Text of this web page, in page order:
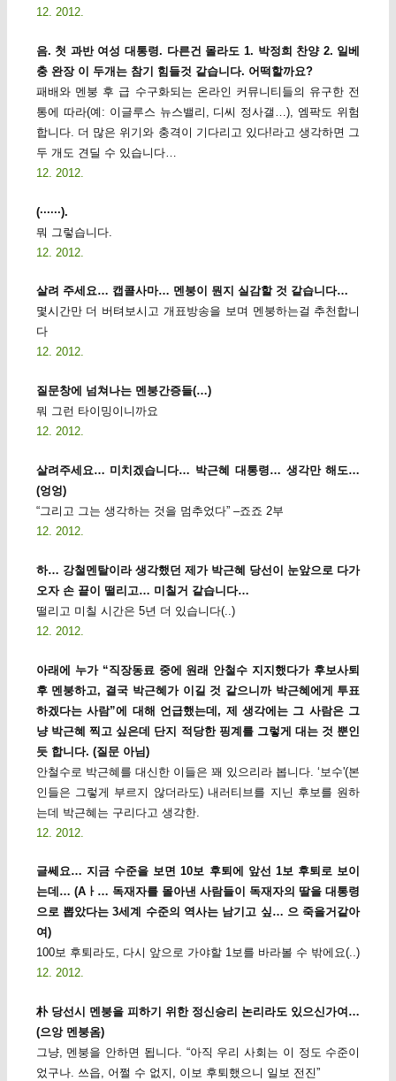
12. 2012.
음. 첫 과반 여성 대통령. 다른건 몰라도 1. 박정희 찬양 2. 일베
충 완장 이 두개는 참기 힘들것 같습니다. 어떡할까요?
패배와 멘붕 후 급 수구화되는 온라인 커뮤니티들의 유구한 전
통에 따라(예: 이글루스 뉴스밸리, 디씨 정사갤…), 엠팍도 위험
합니다. 더 많은 위기와 충격이 기다리고 있다!라고 생각하면 그
두 개도 견딜 수 있습니다…
12. 2012.
(······).
뭐 그렇습니다.
12. 2012.
살려 주세요… 캡콜사마… 멘붕이 뭔지 실감할 것 같습니다…
몇시간만 더 버텨보시고 개표방송을 보며 멘붕하는걸 추천합니
다
12. 2012.
질문창에 넘쳐나는 멘붕간증들(…)
뭐 그런 타이밍이니까요
12. 2012.
살려주세요… 미치겠습니다… 박근혜 대통령… 생각만 해도…
(엉엉)
“그리고 그는 생각하는 것을 멈추었다” –죠죠 2부
12. 2012.
하… 강철멘탈이라 생각했던 제가 박근혜 당선이 눈앞으로 다가
오자 손 끝이 떨리고… 미칠거 같습니다…
떨리고 미칠 시간은 5년 더 있습니다(..)
12. 2012.
아래에 누가 “직장동료 중에 원래 안철수 지지했다가 후보사퇴
후 멘붕하고, 결국 박근혜가 이길 것 같으니까 박근혜에게 투표
하겠다는 사람”에 대해 언급했는데, 제 생각에는 그 사람은 그
냥 박근혜 찍고 싶은데 단지 적당한 핑계를 그렇게 대는 것 뿐인
듯 합니다. (질문 아님)
안철수로 박근혜를 대신한 이들은 꽤 있으리라 봅니다. ‘보수'(본
인들은 그렇게 부르지 않더라도) 내러티브를 지닌 후보를 원하
는데 박근혜는 구리다고 생각한.
12. 2012.
글쎄요… 지금 수준을 보면 10보 후퇴에 앞선 1보 후퇴로 보이
는데… (Aㅏ… 독재자를 몰아낸 사람들이 독재자의 딸을 대통령
으로 뽑았다는 3세계 수준의 역사는 남기고 싶… 으 죽을거같아
여)
100보 후퇴라도, 다시 앞으로 가야할 1보를 바라볼 수 밖에요(..)
12. 2012.
朴 당선시 멘붕을 피하기 위한 정신승리 논리라도 있으신가여…
(으앙 멘붕옴)
그냥, 멘붕을 안하면 됩니다. “아직 우리 사회는 이 정도 수준이
었구나. 쓰읍, 어쩔 수 없지, 이보 후퇴했으니 일보 전진”